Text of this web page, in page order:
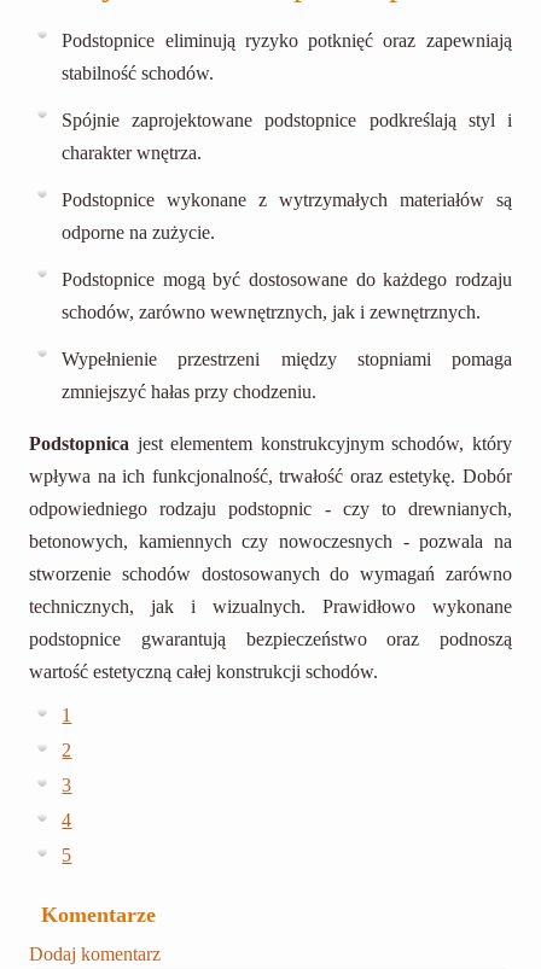
Podstopnice eliminują ryzyko potknięć oraz zapewniają
stabilność schodów.
Spójnie zaprojektowane podstopnice podkreślają styl i
charakter wnętrza.
Podstopnice wykonane z wytrzymałych materiałów są
odporne na zużycie.
Podstopnice mogą być dostosowane do każdego rodzaju
schodów, zarówno wewnętrznych, jak i zewnętrznych.
Wypełnienie przestrzeni między stopniami pomaga
zmniejszyć hałas przy chodzeniu.
Podstopnica jest elementem konstrukcyjnym schodów, który
wpływa na ich funkcjonalność, trwałość oraz estetykę. Dobór
odpowiedniego rodzaju podstopnic - czy to drewnianych,
betonowych, kamiennych czy nowoczesnych - pozwala na
stworzenie schodów dostosowanych do wymagań zarówno
technicznych, jak i wizualnych. Prawidłowo wykonane
podstopnice gwarantują bezpieczeństwo oraz podnoszą
wartość estetyczną całej konstrukcji schodów.
1
2
3
4
5
Komentarze
Dodaj komentarz